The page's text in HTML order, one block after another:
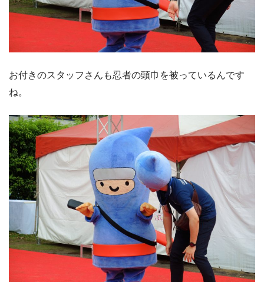
お付きのスタッフさんも忍者の頭巾を被っているんです
ね。